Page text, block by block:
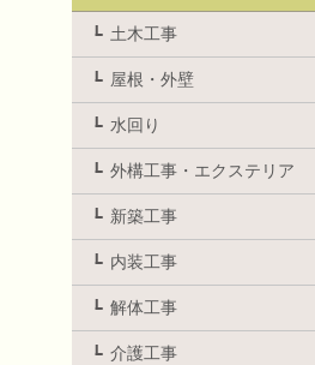
土木工事
屋根・外壁
水回り
外構工事・エクステリア
新築工事
内装工事
解体工事
介護工事